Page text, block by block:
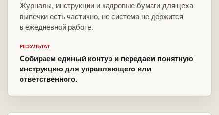
Журналы, инструкции и кадровые бумаги для цеха
выпечки есть частично, но система не держится
в ежедневной работе.
РЕЗУЛЬТАТ
Собираем единый контур и передаем понятную
инструкцию для управляющего или
ответственного.